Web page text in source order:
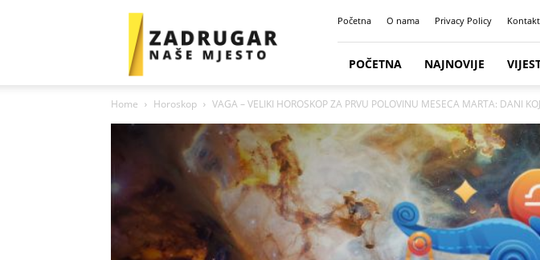
Zadrugar
Početna O nama Privacy Policy Kontakt
POČETNA NAJNOVIJE
Home Horoskop VAGA – VELIKI HOROSKOP ZA PRVU POLOVINU MESECA MARTA: DANI